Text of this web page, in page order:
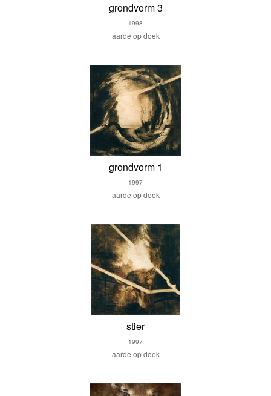
grondvorm 3
1998
aarde op doek
grondvorm 1
1997
aarde op doek
stier
1997
aarde op doek